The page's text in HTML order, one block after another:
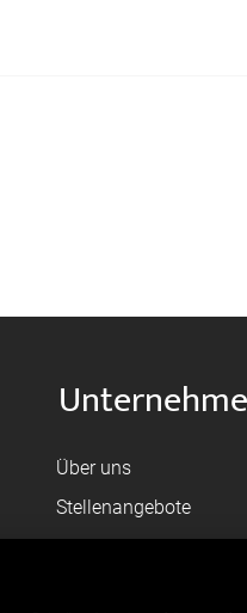
Über uns
Stellenangebote
Hersteller